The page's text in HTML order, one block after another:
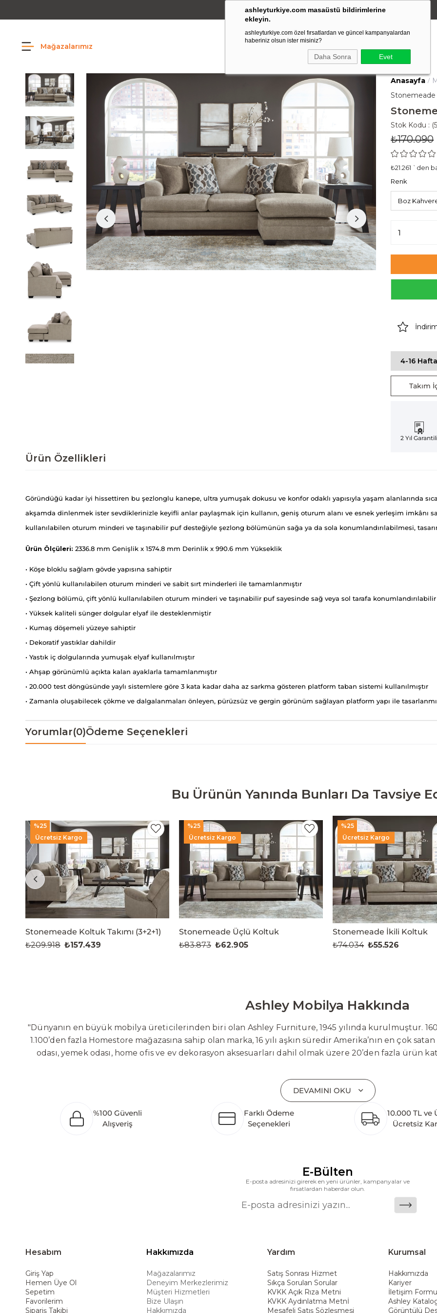
ashleyturkiye.com masaüstü bildirimlerine
ekleyin.
ashleyturkiye.com özel fırsatlardan ve güncel kampanyalardan
haberiniz olsun ister misiniz?
Daha Sonra Evet
Amerikan Stili Ergonomik Tasarım
Mağazalarımız
Anasayfa
Stok Kodu
₺170.090
₺21.261 `den
Renk
4-16
Takım
2 Yıl Garantili
Ürün Özellikleri
Göründüğü kadar iyi hissettiren bu şezlonglu kanepe, ultra yumuşak dokusu ve konfor odaklı yapısıyla yaşam alanlarında
akşamda dinlenmek ister sevdiklerinizle keyifli anlar paylaşmak için kullanın, geniş oturum alanı ve esnek yerleşim imkânı
kullanılabilen oturum minderi ve taşınabilir puf desteğiyle şezlong bölümünün sağa ya da sola konumlandırılabilmesi,
Ürün Ölçüleri: 2336.8 mm Genişlik x 1574.8 mm Derinlik x 990.6 mm Yükseklik
• Köşe bloklu sağlam gövde yapısına sahiptir
• Çift yönlü kullanılabilen oturum minderi ve sabit sırt minderleri ile tamamlanmıştır
• Şezlong bölümü, çift yönlü kullanılabilen oturum minderi ve taşınabilir puf sayesinde sağ veya sol tarafa konumlandırılabilir
• Yüksek kaliteli sünger dolgular elyaf ile desteklenmiştir
• Kumaş döşemeli yüzeye sahiptir
• Dekoratif yastıklar dahildir
• Yastık iç dolgularında yumuşak elyaf kullanılmıştır
• Ahşap görünümlü açıkta kalan ayaklarla tamamlanmıştır
• 20.000 test döngüsünde yaylı sistemlere göre 3 kata kadar daha az sarkma gösteren platform taban sistemi kullanılmıştır
• Zamanla oluşabilecek çökme ve dalgalanmaları önleyen, pürüzsüz ve gergin görünüm sağlayan platform yapı ile
Yorumlar(0)Ödeme Seçenekleri
Bu Ürünün Yanında Bunları Da Tavsiye
Stonemeade Koltuk Takımı (3+2+1)
₺157.439
₺209.918
Ücretsiz Kargo
%25
Stonemeade Üçlü Koltuk
₺62.905
₺83.873
Ücretsiz Kargo
%25
Stonemeade İkili Koltuk
₺55.526
₺74.034
Ücretsiz Kargo
%25
Ashley Mobilya Hakkında
"Dünyanın en büyük mobilya üreticilerinden biri olan Ashley Furniture, 1945 yılında kurulmuştur.
1.100’den fazla Homestore mağazasına sahip olan marka, 16 yılı aşkın süredir Amerika’nın en çok
odası, yemek odası, home ofis ve ev dekorasyon aksesuarları dahil olmak üzere 20’den fazla ürün
global altyapısı sayesinde dünya çapında önemli bir pazar payına ulaşmıştır. Marka; sadece
yaratacağı değerlere odaklanarak sürekli gelişimi temel yaklaşım olarak benimsemektedir.
Bölgesi’nde 100 dönüm arazi üzerine kurulan üretim tesisinin altyapısı tamamlanmıştır. Ashley
oluşturarak Orta Doğu, Avrupa ve Kuzey Afrika pazarlarına hizmet vermektir. Dünya genelinde 7
Türkiye’de üretim yapması, istihdam ve ekonomik katkı açısından önemli bir değer yaratmaktadır.
ürünleriyle kullanıcılarına uzun ömürlü çözümler sunar. Teknoloji ve mağazacılığı bir araya
deneyimiyle müşterilerine üstün bir alışveriş deneyimi sunmak ve bu konforu her eve taşımak
DEVAMINI OKU
%100 Güvenli
Alışveriş
Farklı Ödeme
Seçenekleri
10.000 TL ve
Ücretsiz
E-Bülten
E-posta adresinizi girerek en yeni ürünler, kampanyalar ve
fırsatlardan haberdar olun.
Hesabım
Giriş Yap
Hemen Üye Ol
Sepetim
Favorilerim
Sipariş Takibi
Hakkımızda
Mağazalarımız
Deneyim Merkezlerimiz
Müşteri Hizmetleri
Bize Ulaşın
Hakkımızda
Yardım
Satış Sonrası Hizmet
Sıkça Sorulan Sorular
KVKK Açık Rıza Metni
KVKK Aydınlatma Metnİ
Mesafeli Satış Sözleşmesi
Kurumsal
Hakkımızda
Kariyer
İletişim Formu
Ashley
Görüntülü